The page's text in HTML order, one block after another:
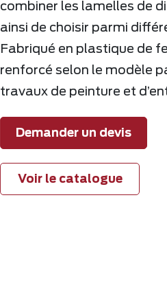
combiner les lamelles de
ainsi de choisir parmi
Fabriqué en plastique de
renforcé selon le modèle
travaux de peinture et
Demander un devis
Voir le catalogue